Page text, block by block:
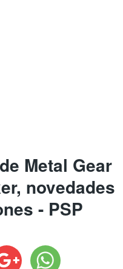
Metal Gear
novedades
- PSP